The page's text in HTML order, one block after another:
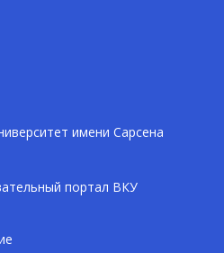
имени Сарсена
портал ВКУ
— помощник
(ВКУ). Отвечу